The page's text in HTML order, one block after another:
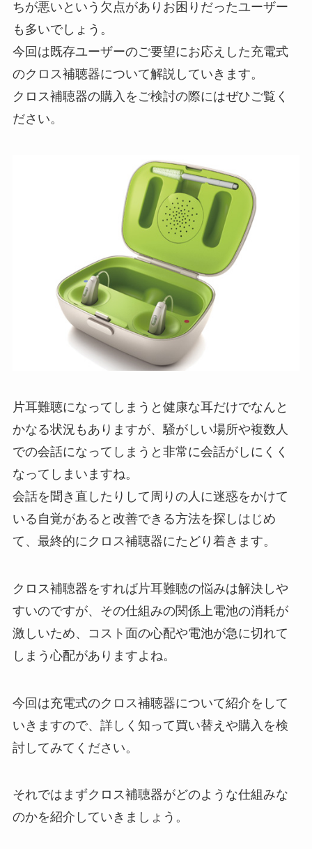
ちが悪いという欠点がありお困りだったユーザー
も多いでしょう。
今回は既存ユーザーのご要望にお応えした充電式
のクロス補聴器について解説していきます。
クロス補聴器の購入をご検討の際にはぜひご覧く
ださい。
片耳難聴になってしまうと健康な耳だけでなんと
かなる状況もありますが、騒がしい場所や複数人
での会話になってしまうと非常に会話がしにくく
なってしまいますね。
会話を聞き直したりして周りの人に迷惑をかけて
いる自覚があると改善できる方法を探しはじめ
て、最終的にクロス補聴器にたどり着きます。
クロス補聴器をすれば片耳難聴の悩みは解決しや
すいのですが、その仕組みの関係上電池の消耗が
激しいため、コスト面の心配や電池が急に切れて
しまう心配がありますよね。
今回は充電式のクロス補聴器について紹介をして
いきますので、詳しく知って買い替えや購入を検
討してみてください。
それではまずクロス補聴器がどのような仕組みな
のかを紹介していきましょう。